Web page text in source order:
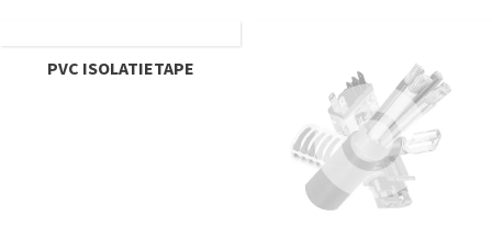
PVC ISOLATIETAPE